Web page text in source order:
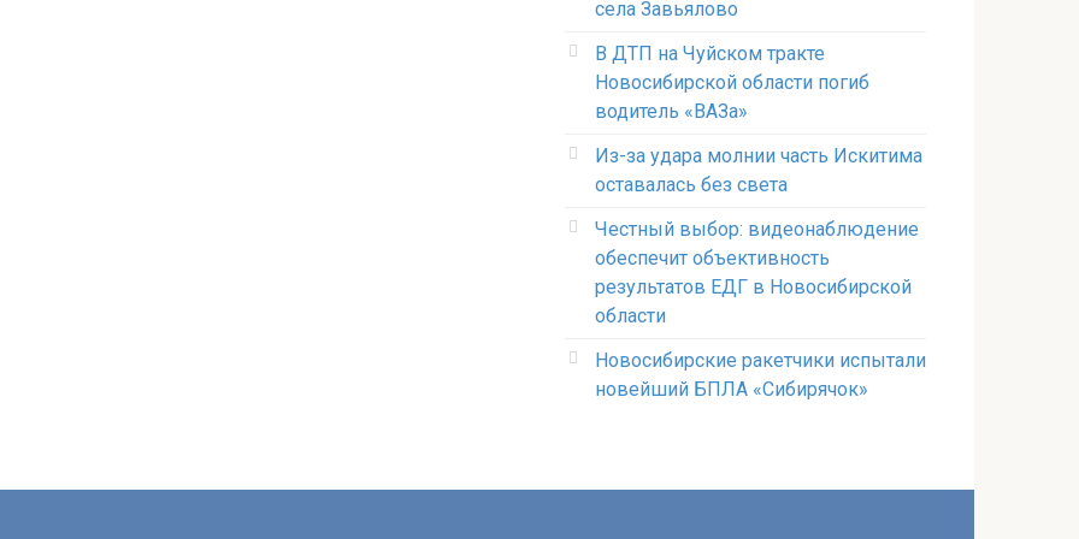
села Завьялово
В ДТП на Чуйском тракте
Новосибирской области погиб
водитель «ВАЗа»
Из-за удара молнии часть Искитима
оставалась без света
Честный выбор: видеонаблюдение
обеспечит объективность
результатов ЕДГ в Новосибирской
области
Новосибирские ракетчики испытали
новейший БПЛА «Сибирячок»